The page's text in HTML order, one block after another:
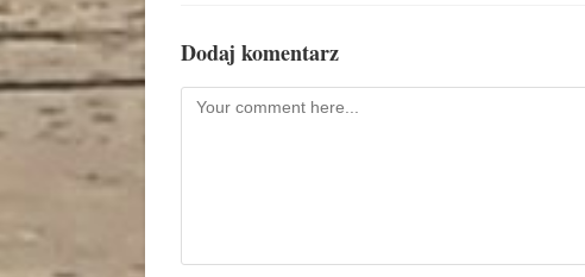
Dodaj komentarz